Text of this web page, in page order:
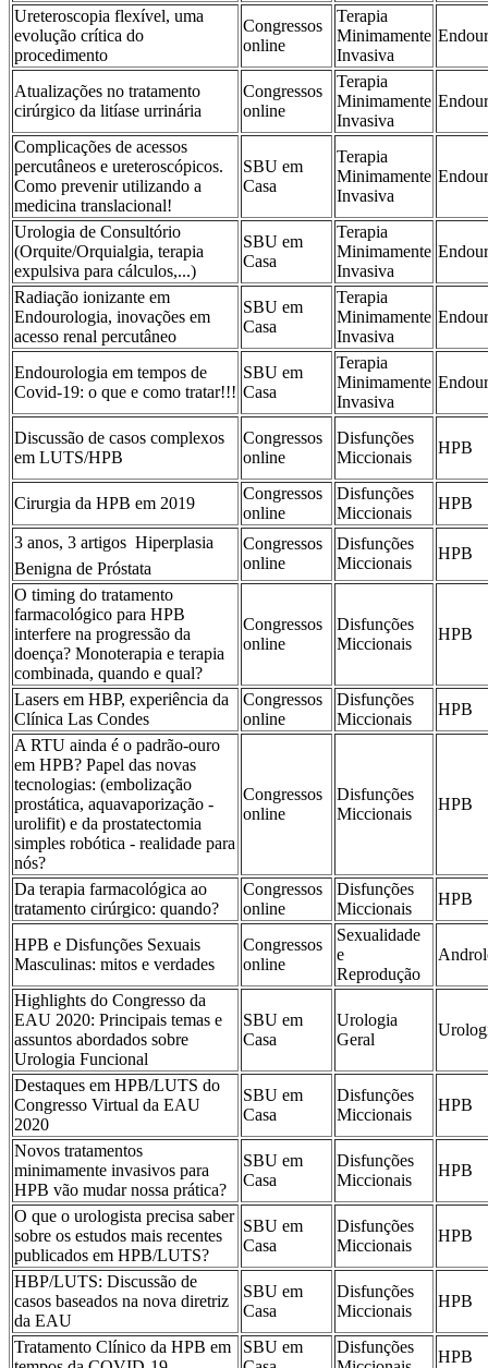
Ureteroscopia flexível, uma
evolução crítica do
procedimento
Congressos
online
Terapia
Minimamente
Invasiva
Atualizações no tratamento
cirúrgico da litíase urrinária
Congressos
online
Terapia
Minimamente
Invasiva
Complicações de acessos
percutâneos e ureteroscópicos.
Como prevenir utilizando a
medicina translacional!
SBU em
Casa
Terapia
Minimamente
Invasiva
Urologia de Consultório
(Orquite/Orquialgia, terapia
expulsiva para cálculos,...)
SBU em
Casa
Terapia
Minimamente
Invasiva
Radiação ionizante em
Endourologia, inovações em
acesso renal percutâneo
SBU em
Casa
Terapia
Minimamente
Invasiva
Endourologia em tempos de
Covid-19: o que e como tratar!!!
SBU em
Casa
Terapia
Minimamente
Invasiva
Discussão de casos complexos
em LUTS/HPB
Congressos
online
Disfunções
Miccionais
HPB
Cirurgia da HPB em 2019
Congressos
online
Disfunções
Miccionais
HPB
3 anos, 3 artigos  Hiperplasia
Benigna de Próstata
Congressos
online
Disfunções
Miccionais
HPB
O timing do tratamento
farmacológico para HPB
interfere na progressão da
doença? Monoterapia e terapia
combinada, quando e qual?
Congressos
online
Disfunções
Miccionais
HPB
Lasers em HBP, experiência da
Clínica Las Condes
Congressos
online
Disfunções
Miccionais
HPB
A RTU ainda é o padrão-ouro
em HPB? Papel das novas
tecnologias: (embolização
prostática, aquavaporização -
urolifit) e da prostatectomia
simples robótica - realidade para
nós?
Congressos
online
Disfunções
Miccionais
HPB
Da terapia farmacológica ao
tratamento cirúrgico: quando?
Congressos
online
Disfunções
Miccionais
HPB
HPB e Disfunções Sexuais
Masculinas: mitos e verdades
Congressos
online
Sexualidade
e
Reprodução
Highlights do Congresso da
EAU 2020: Principais temas e
assuntos abordados sobre
Urologia Funcional
SBU em
Casa
Urologia
Geral
Destaques em HPB/LUTS do
Congresso Virtual da EAU
2020
SBU em
Casa
Disfunções
Miccionais
HPB
Novos tratamentos
minimamente invasivos para
HPB vão mudar nossa prática?
SBU em
Casa
Disfunções
Miccionais
HPB
O que o urologista precisa saber
sobre os estudos mais recentes
publicados em HPB/LUTS?
SBU em
Casa
Disfunções
Miccionais
HPB
HBP/LUTS: Discussão de
casos baseados na nova diretriz
da EAU
SBU em
Casa
Disfunções
Miccionais
HPB
Tratamento Clínico da HPB em
SBU em
Disfunções
HPB